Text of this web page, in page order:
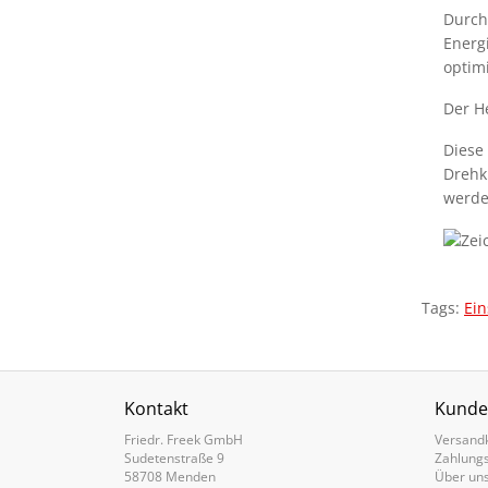
Der
Tags:
Kontakt
Friedr. Freek GmbH
Sudetenstraße 9
58708 Menden
Über